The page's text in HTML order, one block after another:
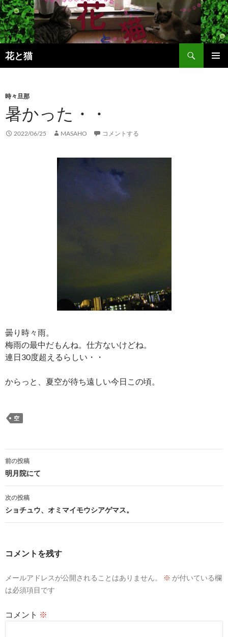
コ
ン
テ
ン
ツ
へ
キ
プ
花と猫
検
索
時々旦那
暑かった・・
2022/06/25 MASAHO コメントする
曇り時々雨。
梅雨の最中だもんね。仕方ないけどね。
連日30度超えるらしい・・
からっと、夏空が待ち遠しい今日この頃。
空
投
稿
ナ
ビ
ゲ
ョ
前の投稿
明月院にて
次の投稿
ショチュウ、オミマイモウシアゲマス。
コメントを残す
メールアドレスが公開されることはありません。 ※ が付いている欄
は必須項目です
コメント ※